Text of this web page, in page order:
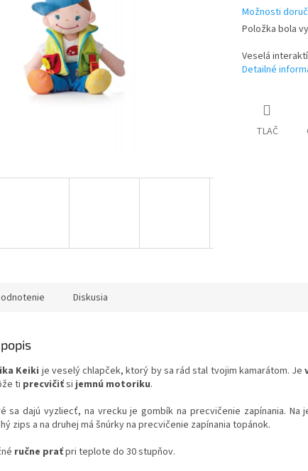
Možnosti
Položka bola
Veselá
Detailné
TLAČ
Diskusia
Keiki je veselý chlapček, ktorý by sa rád stal tvojim kamarátom. Je
ti precvičiťsi jemnú motoriku.
sa dajú vyzliecť, na vrecku je gombík na precvičenie zapínania. Na
zips a na druhej má šnúrky na precvičenie zapínania topánok.
ručne praťpri teplote do 30 stupňov.